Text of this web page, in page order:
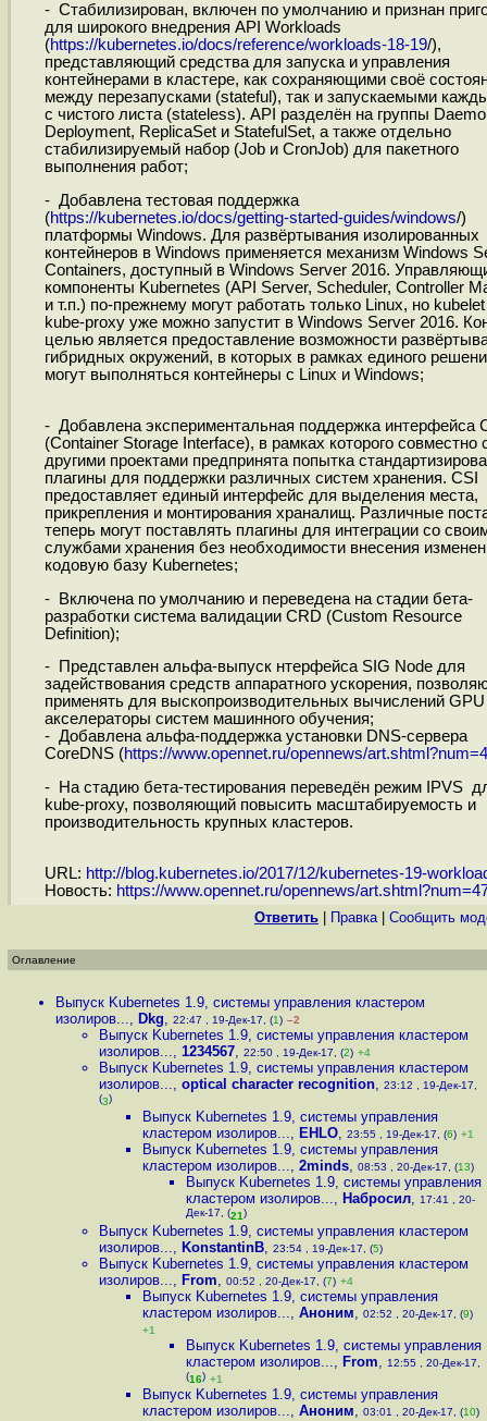
- Стабилизирован, включен по умолчанию и признан
для широкого внедрения API Workloads
(https://kubernetes.io/docs/reference/workloads-18-19/),
представляющий средства для запуска и управления
контейнерами в кластере, как сохраняющими своё
между перезапусками (stateful), так и запускаемыми
с чистого листа (stateless). API разделён на группы
Deployment, ReplicaSet и StatefulSet, а также отдельно
стабилизируемый набор (Job и CronJob) для пакетного
выполнения работ;
- Добавлена тестовая поддержка
(https://kubernetes.io/docs/getting-started-guides/windows/)
платформы Windows. Для развёртывания изолированных
контейнеров в Windows применяется механизм Windows
Containers, доступный в Windows Server 2016.
компоненты Kubernetes (API Server, Scheduler, Controller
и т.п.) по-прежнему могут работать только Linux, но
kube-proxy уже можно запустит в Windows Server 2016.
целью является предоставление возможности
гибридных окружений, в которых в рамках единого
могут выполняться контейнеры c Linux и Windows;
- Добавлена экспериментальная поддержка интерфейса
(Container Storage Interface), в рамках которого совместно
другими проектами предпринята попытка
плагины для поддержки различных систем хранения. CSI
предоставляет единый интерфейс для выделения места,
прикрепления и монтирования храналищ. Различные
теперь могут поставлять плагины для интеграции со
службами хранения без необходимости внесения
кодовую базу Kubernetes;
- Включена по умолчанию и переведена на стадии бета-
разработки система валидации CRD (Custom Resource
Definition);
- Представлен альфа-выпуск нтерфейса SIG Node для
задействования средств аппаратного ускорения,
применять для выскопроизводительных вычислений GPU
акселераторы систем машинного обучения;
- Добавлена альфа-поддержка установки DNS-сервера
CoreDNS (https://www.opennet.ru/opennews/
- На стадию бета-тестирования переведён режим IPVS
kube-proxy, позволяющий повысить масштабируемость и
производительность крупных кластеров.
URL: http://blog.kubernetes.io/2017/12/kubernetes-19-
Новость: https://www.opennet.ru/opennews/
Ответить Правка| Cообщить
Оглавление
Выпуск Kubernetes 1.9, системы управления кластером
изолиров..., Dkg, 22:47 , 19-Дек-17, (1) –2
Выпуск Kubernetes 1.9, системы управления кластером
изолиров..., 1234567, 22:50 , 19-Дек-17, (2) +4
Выпуск Kubernetes 1.9, системы управления кластером
изолиров..., optical character recognition, 23:12 , 19-Дек-17,
(3)
Выпуск Kubernetes 1.9, системы управления
кластером изолиров..., EHLO, 23:55 , 19-Дек-17, (6) +1
Выпуск Kubernetes 1.9, системы управления
кластером изолиров..., 2minds, 08:53 , 20-Дек-17, (13)
Выпуск Kubernetes 1.9, системы управления
кластером изолиров..., Набросил, 17:41 , 20-
Дек-17, (21)
Выпуск Kubernetes 1.9, системы управления кластером
изолиров..., KonstantinB, 23:54 , 19-Дек-17, (5)
Выпуск Kubernetes 1.9, системы управления кластером
изолиров..., From, 00:52 , 20-Дек-17, (7) +4
Выпуск Kubernetes 1.9, системы управления
кластером изолиров..., Аноним, 02:52 , 20-Дек-17, (9)
+1
Выпуск Kubernetes 1.9, системы управления
кластером изолиров..., From, 12:55 , 20-Дек-17,
(16) +1
Выпуск Kubernetes 1.9, системы управления
кластером изолиров..., Аноним, 03:01 , 20-Дек-17, (10)